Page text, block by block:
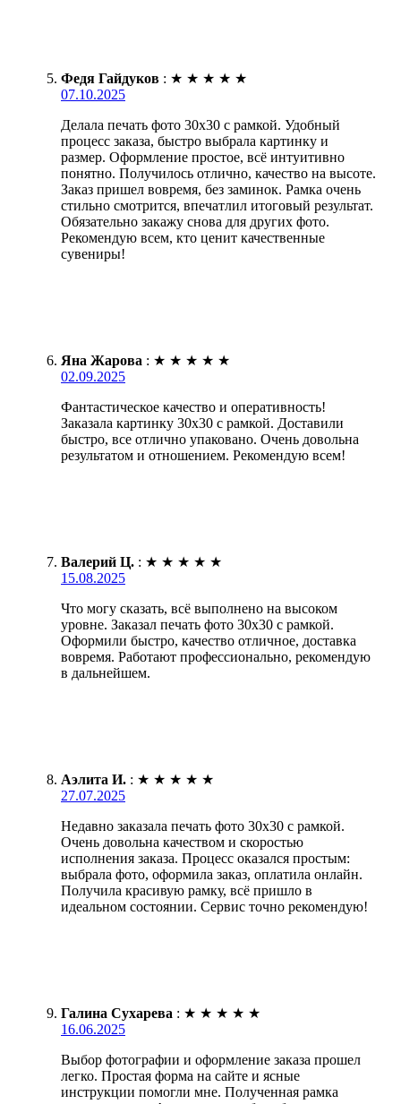
Федя Гайдуков : ★ ★ ★ ★ ★
07.10.2025
Делала печать фото 30х30 с рамкой. Удобный
процесс заказа, быстро выбрала картинку и
размер. Оформление простое, всё интуитивно
понятно. Получилось отлично, качество на высоте.
Заказ пришел вовремя, без заминок. Рамка очень
стильно смотрится, впечатлил итоговый результат.
Обязательно закажу снова для других фото.
Рекомендую всем, кто ценит качественные
сувениры!
Яна Жарова : ★ ★ ★ ★ ★
02.09.2025
Фантастическое качество и оперативность!
Заказала картинку 30х30 с рамкой. Доставили
быстро, все отлично упаковано. Очень довольна
результатом и отношением. Рекомендую всем!
Валерий Ц. : ★ ★ ★ ★ ★
15.08.2025
Что могу сказать, всё выполнено на высоком
уровне. Заказал печать фото 30х30 с рамкой.
Оформили быстро, качество отличное, доставка
вовремя. Работают профессионально, рекомендую
в дальнейшем.
Аэлита И. : ★ ★ ★ ★ ★
27.07.2025
Недавно заказала печать фото 30х30 с рамкой.
Очень довольна качеством и скоростью
исполнения заказа. Процесс оказался простым:
выбрала фото, оформила заказ, оплатила онлайн.
Получила красивую рамку, всё пришло в
идеальном состоянии. Сервис точно рекомендую!
Галина Сухарева : ★ ★ ★ ★ ★
16.06.2025
Выбор фотографии и оформление заказа прошел
легко. Простая форма на сайте и ясные
инструкции помогли мне. Полученная рамка